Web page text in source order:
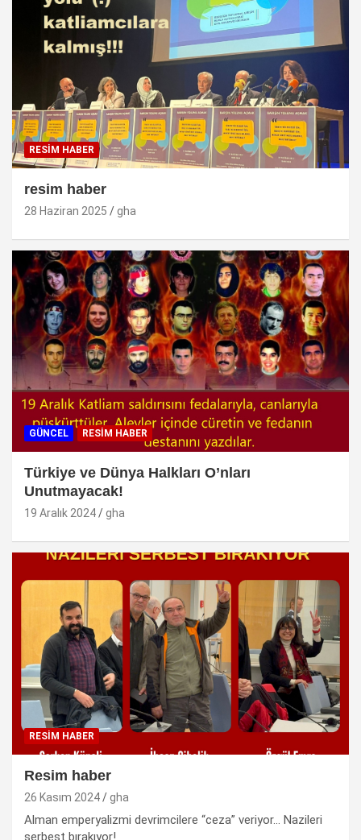
RESİM HABER
resim haber
28 Haziran 2025 gha
GÜNCEL RESİM HABER
Türkiye ve Dünya Halkları O’nları
Unutmayacak!
19 Aralık 2024 gha
RESİM HABER
Resim haber
26 Kasım 2024 gha
Alman emperyalizmi devrimcilere “ceza” veriyor… Nazileri
serbest bırakıyor!